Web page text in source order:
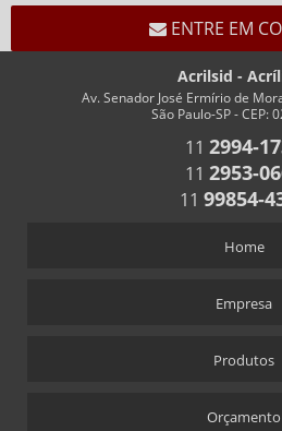
CHAVEIROS
CHAVEIRO COM IMPRESSÃO
CHAVEIRO PERSONALIZADO
CHAVEIROS COM TRILHO PARA NÚMEROS
ALFINETE QUE ACOMPANHA CRACHÁ
ENTRE EM
Acrilsid -
Av. Senador José Ermírio de
São Paulo-SP - CEP:
11 2994-
11 2953-
11 99854-
Home
Empresa
Produtos
Orçamento